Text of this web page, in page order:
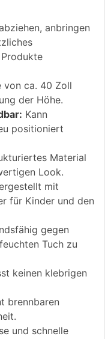
anbringen
von ca. 40 Zoll
der Höhe.
Kann
positioniert
Material
Look.
mit
für Kinder und den
gegen
Tuch zu
keinen klebrigen
brennbaren
und schnelle